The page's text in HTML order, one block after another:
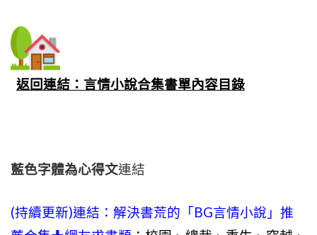
返回連結：言情小說合集書單內容目錄
藍色字體為心得文連結
(持續更新)連結： 解決書荒的「BG言情小說」推